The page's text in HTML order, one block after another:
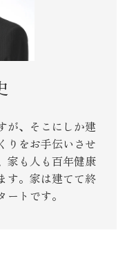
が、そこにしか建
りをお手伝いさせ
家も人も百年健康
す。家は建てて終
トです。